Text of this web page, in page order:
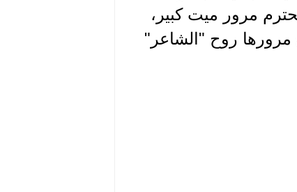
مرور ميت كبير،
مرورها روح "الشاعر"